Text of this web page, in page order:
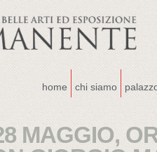
home chi siamo
MAGGIO,